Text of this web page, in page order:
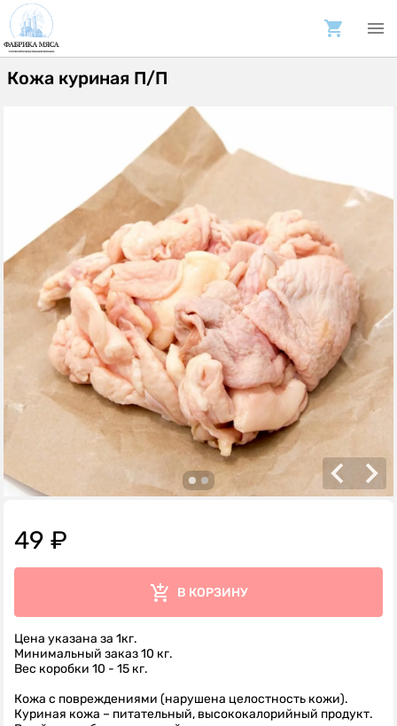
Кожа куриная П/П
49 ₽
В КОРЗИНУ
Цена указана за 1кг.
Минимальный заказ 10 кг.
Вес коробки 10 - 15 кг.
Кожа с повреждениями (нарушена целостность кожи).
Куриная кожа – питательный, высококалорийный продукт.